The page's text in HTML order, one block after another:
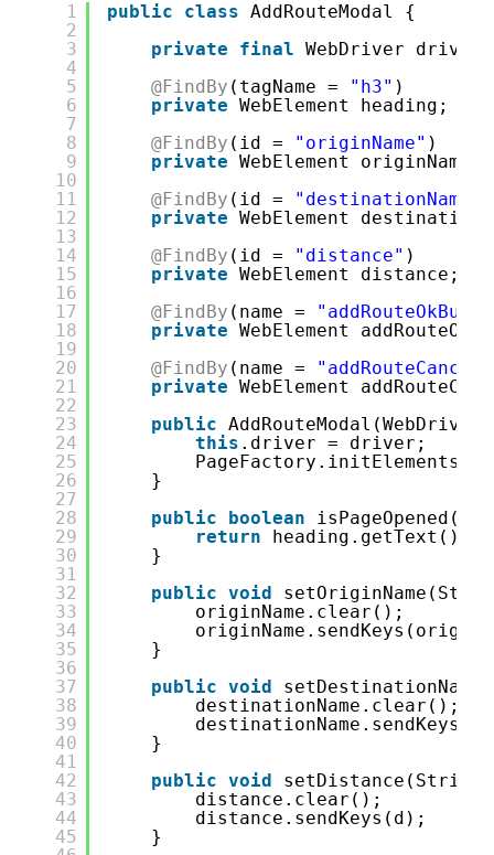
1
2
3
4
5
6
7
8
9
10
11
12
13
14
15
16
17
18
19
20
21
22
23
24
25
26
27
28
29
30
31
32
33
34
35
36
37
38
39
40
41
42
43
44
45
public class
AddRouteModal {
private
final
WebDriver driver;
@FindBy (tagName = "h3" )
private
WebElement heading;
@FindBy (id = "originName" )
private
WebElement originName;
@FindBy (id = "destinationName"
private
WebElement
@FindBy (id = "distance" )
private
WebElement distance;
@FindBy (name =
private
WebElement
@FindBy (name =
private
WebElement
public
this .driver = driver;
}
public
boolean
return
}
public
void
originName.clear();
}
public
void
destinationName.clear();
}
public
void
distance.clear();
distance.sendKeys(d);
}